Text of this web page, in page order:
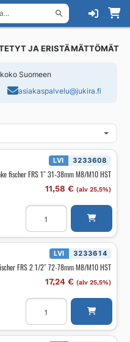
JA ERISTÄMÄTTÖMÄT
Suomeen
asiakaspalvelu@jukira.fi
LVI 3233608
fischer FRS 1″ 31-38mm M8/M10 HST
11,58 € (alv 25,5%)
Putkikannake
fischer
1"
31-
38mm
M8/M10
HST
määrä
LVI 3233614
FRS 2 1/2″ 72-78mm M8/M10 HST
17,24 € (alv 25,5%)
Putkikannake
fischer
2
1/2"